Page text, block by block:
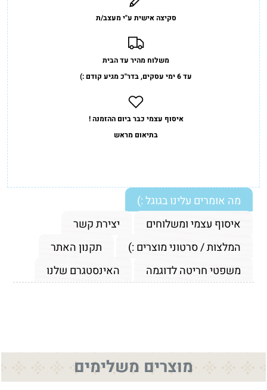
סקיצה אישית ע"י מעצב/ת
משלוח מהיר עד הבית
עד 6 ימי עסקים, בדר"כ מגיע קודם :)
איסוף עצמי כבר ביום ההזמנה !
בתיאום מראש
מה אומרים עלינו בגוגל :)
איסוף עצמי ומשלוחים
יצירת קשר
המלצות / סרטוני מוצרים :)
תקנון האתר
משפטי חריטה לדוגמה
האינסטגרם שלנו
מוצרים משלימים